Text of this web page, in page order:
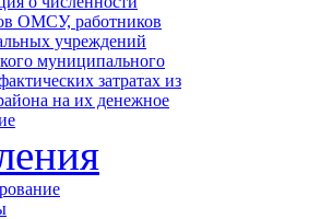
ОМСУ, работников
учреждений
муниципального
затратах из
на их денежное